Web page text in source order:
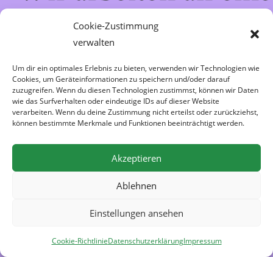
Cookie-Zustimmung
verwalten
Um dir ein optimales Erlebnis zu bieten, verwenden wir Technologien wie
Cookies, um Geräteinformationen zu speichern und/oder darauf
zuzugreifen. Wenn du diesen Technologien zustimmst, können wir Daten
wie das Surfverhalten oder eindeutige IDs auf dieser Website
verarbeiten. Wenn du deine Zustimmung nicht erteilst oder zurückziehst,
können bestimmte Merkmale und Funktionen beeinträchtigt werden.
Akzeptieren
Ablehnen
Einstellungen ansehen
Cookie-RichtlinieDatenschutzerklärungImpressum
großartigen Sache
schau bald wieder
vorbei!